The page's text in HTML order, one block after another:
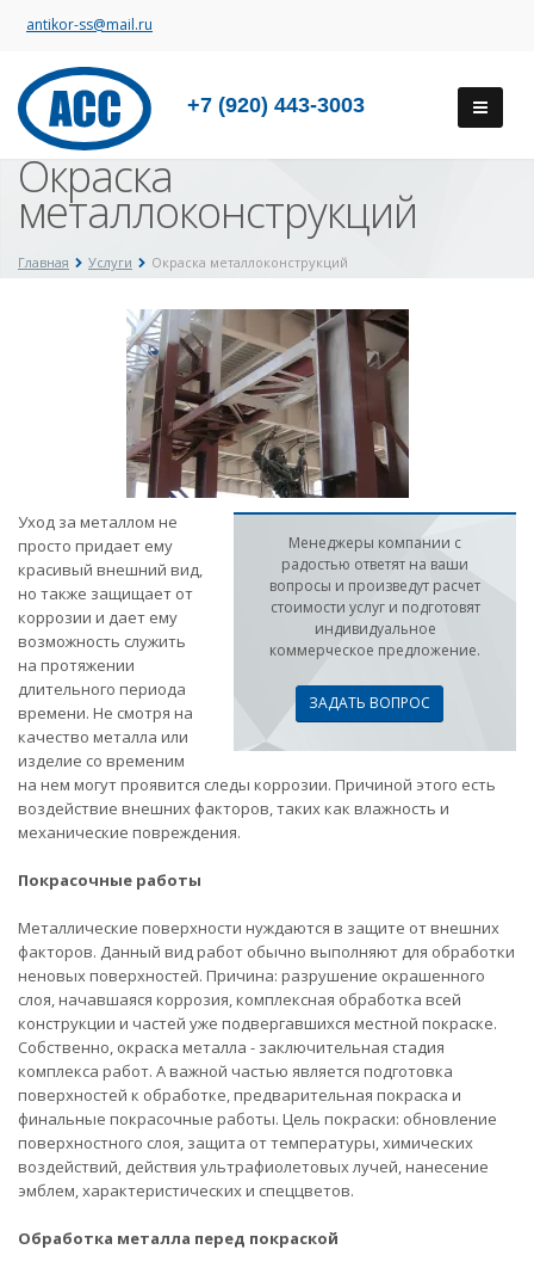
antikor-ss@mail.ru
+7 (920) 443-3003
Окраска
металлоконструкций
Главная Услуги Окраска металлоконструкций
Менеджеры компании с
радостью ответят на ваши
вопросы и произведут расчет
стоимости услуг и подготовят
индивидуальное
коммерческое предложение.
ЗАДАТЬ ВОПРОС
Уход за металлом не
просто придает ему
красивый внешний вид,
но также защищает от
коррозии и дает ему
возможность служить
на протяжении
длительного периода
времени. Не смотря на
качество металла или
изделие со временим
на нем могут проявится следы коррозии. Причиной этого есть
воздействие внешних факторов, таких как влажность и
механические повреждения.
Покрасочные работы
Металлические поверхности нуждаются в защите от внешних
факторов. Данный вид работ обычно выполняют для обработки
неновых поверхностей. Причина: разрушение окрашенного
слоя, начавшаяся коррозия, комплексная обработка всей
конструкции и частей уже подвергавшихся местной покраске.
Собственно, окраска металла - заключительная стадия
комплекса работ. А важной частью является подготовка
поверхностей к обработке, предварительная покраска и
финальные покрасочные работы. Цель покраски: обновление
поверхностного слоя, защита от температуры, химических
воздействий, действия ультрафиолетовых лучей, нанесение
эмблем, характеристических и спеццветов.
Обработка металла перед покраской